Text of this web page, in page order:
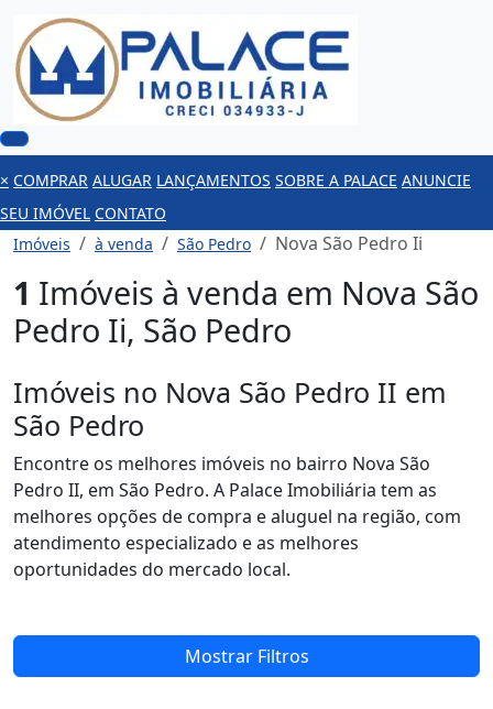
× COMPRAR ALUGAR LANÇAMENTOS SOBRE A PALACE ANUNCIE
SEU IMÓVEL CONTATO
Imóveis
à venda São Pedro Nova São Pedro Ii
1 Imóveis à venda em Nova São
Pedro Ii, São Pedro
Imóveis no Nova São Pedro II em
São Pedro
Encontre os melhores imóveis no bairro Nova São
Pedro II, em São Pedro. A Palace Imobiliária tem as
melhores opções de compra e aluguel na região, com
atendimento especializado e as melhores
oportunidades do mercado local.
Mostrar Filtros